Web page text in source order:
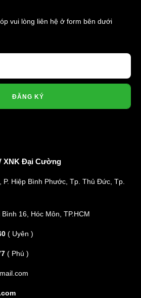
vui lòng liên hệ ở form bên dưới
ĐĂNG KÝ
XNK Đại Cường
P. Hiệp Bình Phước, Tp. Thủ Đức, Tp.
16, Hóc Môn, TP.HCM
( Uyên )
( Phú )